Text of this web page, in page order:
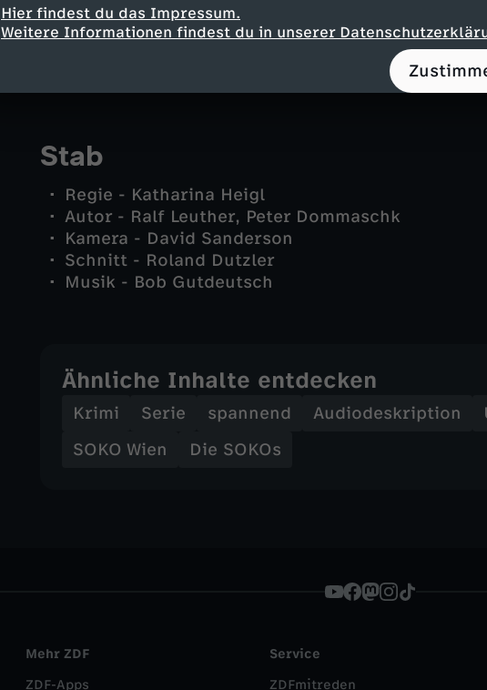
Hier findest du das Impressum.
Weitere Informationen findest du in unserer
Sarah Klein - Julia Schranz
Paul Baumgart - Nicholas Reinke
Stab
Regie - Katharina Heigl
Autor - Ralf Leuther, Peter Dommaschk
Kamera - David Sanderson
Schnitt - Roland Dutzler
Musik - Bob Gutdeutsch
Ähnliche Inhalte entdecken
Krimi Serie spannend Audiodeskription
SOKO Wien
Die SOKOs
Mehr ZDF
ZDF-Apps
Service
ZDFmitreden